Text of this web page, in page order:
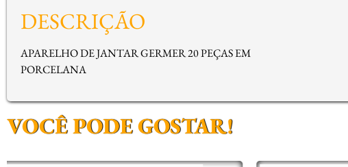
DESCRIÇÃO
APARELHO DE JANTAR GERMER 20 PEÇAS EM
PORCELANA
VOCÊ PODE GOSTAR!